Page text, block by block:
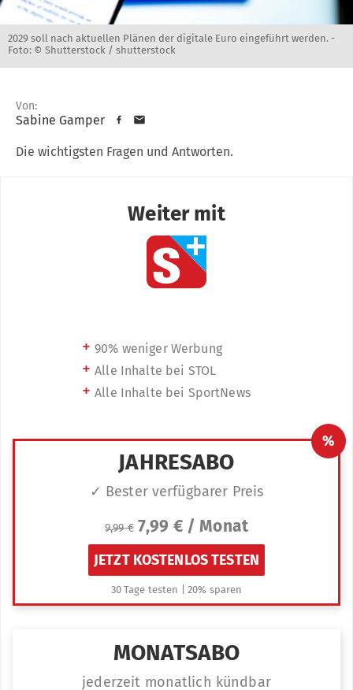
2029 soll nach aktuellen Plänen der digitale Euro eingeführt werden. -
Foto: © Shutterstock / shutterstock
Von:
Sabine Gamper
Die wichtigsten Fragen und Antworten.